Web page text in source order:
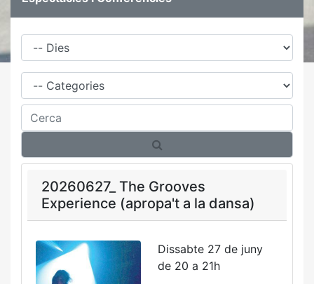
Dies
Família
Cerca
20260627_ The Grooves
Experience (apropa't a la dansa)
Dissabte 27 de juny
de 20 a 21h